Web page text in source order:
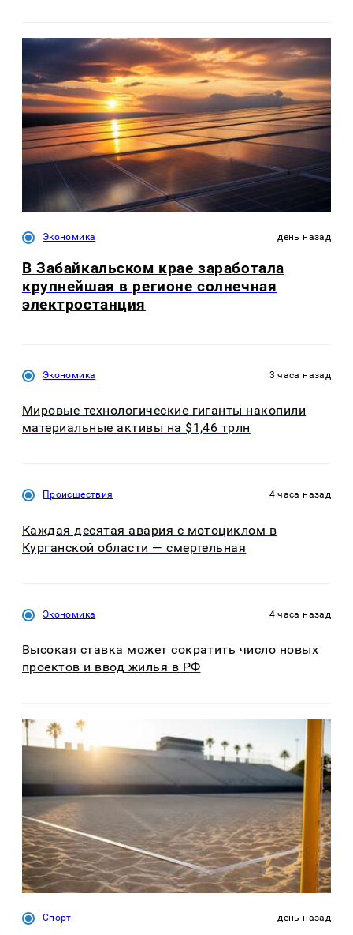
Экономика день назад
В Забайкальском крае заработала
крупнейшая в регионе солнечная
электростанция
Экономика 3 часа назад
Мировые технологические гиганты накопили
материальные активы на $1,46 трлн
Происшествия 4 часа назад
Каждая десятая авария с мотоциклом в
Курганской области — смертельная
Экономика 4 часа назад
Высокая ставка может сократить число новых
проектов и ввод жилья в РФ
Спорт день назад